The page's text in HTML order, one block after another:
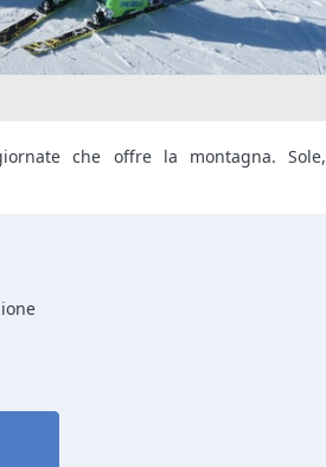
che offre la montagna. Sole,